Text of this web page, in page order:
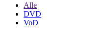
Alle
DVD
VoD